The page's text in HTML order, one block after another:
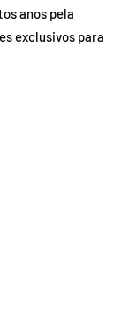
anos pela
exclusivos para